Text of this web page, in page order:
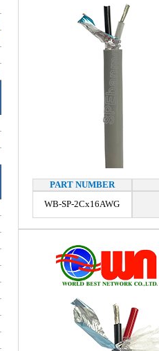
PART NUMBER
WB-SP-2Cx16AWG